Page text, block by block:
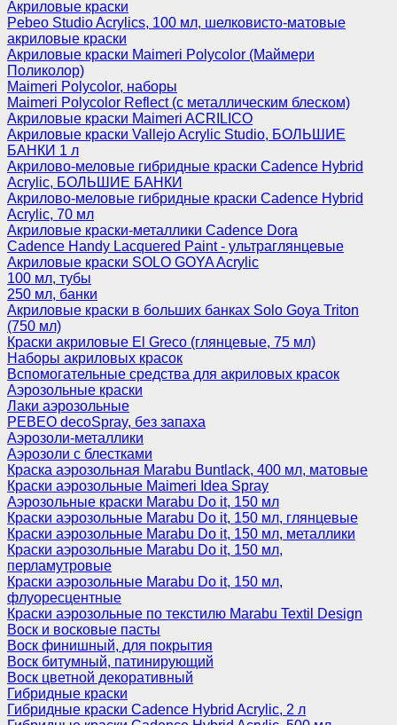
Акриловые краски
Pebeo Studio Acrylics, 100 мл, шелковисто-матовые
акриловые краски
Акриловые краски Maimeri Polycolor (Маймери
Поликолор)
Maimeri Polycolor, наборы
Maimeri Polycolor Reflect (с металлическим блеском)
Акриловые краски Maimeri ACRILICO
Акриловые краски Vallejo Acrylic Studio, БОЛЬШИЕ
БАНКИ 1 л
Акрилово-меловые гибридные краски Cadence Hybrid
Acrylic, БОЛЬШИЕ БАНКИ
Акрилово-меловые гибридные краски Cadence Hybrid
Acrylic, 70 мл
Акриловые краски-металлики Cadence Dora
Cadence Handy Lacquered Paint - ультраглянцевые
Акриловые краски SOLO GOYA Acrylic
100 мл, тубы
250 мл, банки
Акриловые краски в больших банках Solo Goya Triton
(750 мл)
Краски акриловые El Greco (глянцевые, 75 мл)
Наборы акриловых красок
Вспомогательные средства для акриловых красок
Аэрозольные краски
Лаки аэрозольные
PEBEO decoSpray, без запаха
Аэрозоли-металлики
Аэрозоли с блестками
Краска аэрозольная Marabu Buntlack, 400 мл, матовые
Краски аэрозольные Maimeri Idea Spray
Аэрозольные краски Marabu Do it, 150 мл
Краски аэрозольные Marabu Do it, 150 мл, глянцевые
Краски аэрозольные Marabu Do it, 150 мл, металлики
Краски аэрозольные Marabu Do it, 150 мл,
перламутровые
Краски аэрозольные Marabu Do it, 150 мл,
флуоресцентные
Краски аэрозольные по текстилю Marabu Textil Design
Воск и восковые пасты
Воск финишный, для покрытия
Воск битумный, патинирующий
Воск цветной декоративный
Гибридные краски
Гибридные краски Cadence Hybrid Acrylic, 2 л